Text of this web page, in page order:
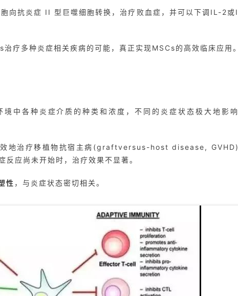
向抗炎症 II 型巨噬细胞转换，治疗败血症，并可以下调IL-2或
疗多种炎症相关疾病的可能，真正实现MSCs的高效临床应用。
中各种炎症介质的种类和浓度，不同的炎症状态极大地影
效地治疗移植物抗宿主病(graftversus-host disease, GVHD)
应尚未开始时，治疗效果不显著。
性 ，与炎症状态密切相关。